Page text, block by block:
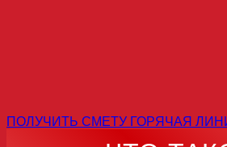
ПОЛУЧИТЬ СМЕТУ ГОРЯЧАЯ